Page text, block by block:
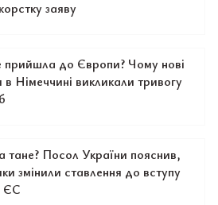
заяву
прийшла до Європи? Чому нові
в Німеччині викликали тривогу
тане? Посол України пояснив,
змінили ставлення до вступу
ЄС